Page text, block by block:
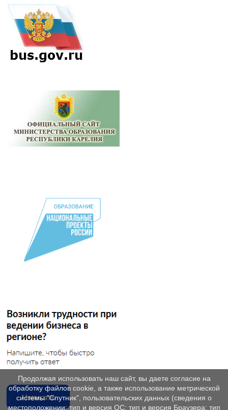
Продолжая использовать наш сайт, вы даете согласие на
обработку файлов cookie, а также использование метрической
системы "Спутник", пользовательских данных (сведения о
местоположении; тип и версия ОС; тип и версия Браузера; тип